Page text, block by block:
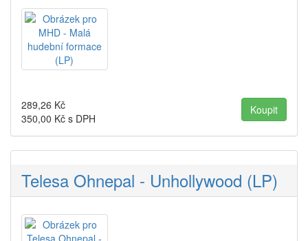
289,26 Kč
350,00 Kč s DPH
Telesa Ohnepal - Unhollywood (LP)